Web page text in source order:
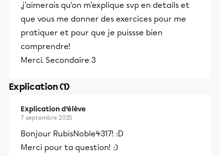
,j'aimerais qu'on m'explique svp en details et
que vous me donner des exercices pour me
pratiquer et pour que je puissse bien
comprendre!
Merci. Secondaire 3
Explication (1)
Explication d’élève
7 septembre 2025
Bonjour RubisNoble4317! :D
Merci pour ta question! :)